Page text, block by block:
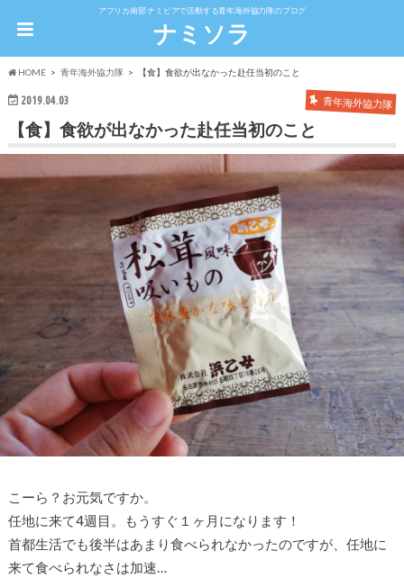
アフリカ南部 ナミビアで活動する青年海外協力隊のブログ
ナミソラ
HOME 青年海外協力隊 【食】食欲が出なかった赴任当初のこと
2019.04.03 青年海外協力隊
【食】食欲が出なかった赴任当初のこと
こーら？お元気ですか。
任地に来て4週目。もうすぐ１ヶ月になります！
首都生活でも後半はあまり食べられなかったのですが、任地に
来て食べられなさは加速…